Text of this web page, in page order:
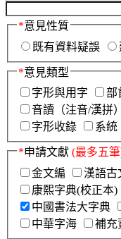
*意見性質
既有資料疑誤
*意見類型
字形與用字
部
音讀（注音/漢拼）
字形收錄
系統
*申請文獻 (最多五
金文編
漢語古
康熙字典(校正本)
中國書法大字典
中華字海
補充